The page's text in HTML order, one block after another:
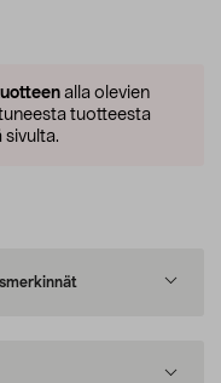
alla olevien
tuotteesta
sivulta.